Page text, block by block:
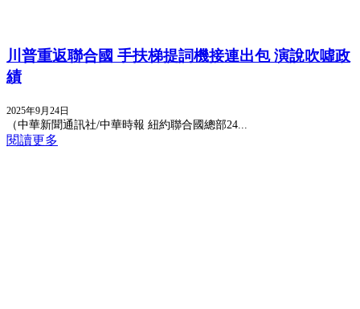
川普重返聯合國 手扶梯提詞機接連出包 演說吹噓政
績
2025年9月24日
（中華新聞通訊社/中華時報 紐約聯合國總部24...
閱讀更多